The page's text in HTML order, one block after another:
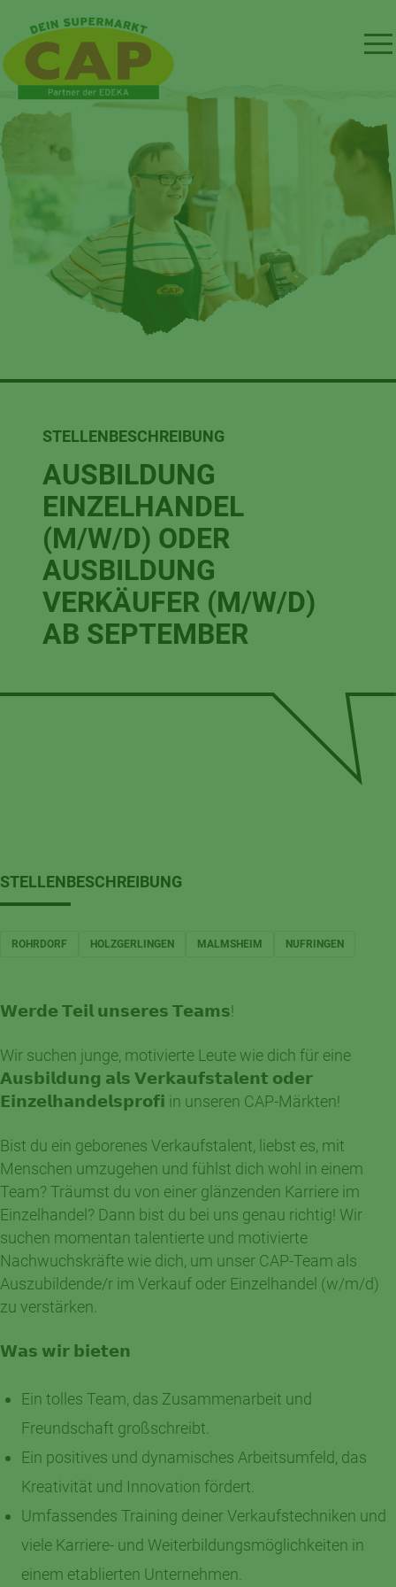
STELLENBESCHREIBUNG
AUSBILDUNG
EINZELHANDEL
(M/W/D) ODER
AUSBILDUNG
VERKÄUFER (M/W/D)
AB SEPTEMBER
STELLENBESCHREIBUNG
ROHRDORF HOLZGERLINGEN MALMSHEIM NUFRINGEN
𝗪𝗲𝗿𝗱𝗲 𝗧𝗲𝗶𝗹 𝘂𝗻𝘀𝗲𝗿𝗲𝘀 𝗧𝗲𝗮𝗺𝘀!
Wir suchen junge, motivierte Leute wie dich für eine
𝗔𝘂𝘀𝗯𝗶𝗹𝗱𝘂𝗻𝗴 𝗮𝗹𝘀 𝗩𝗲𝗿𝗸𝗮𝘂𝗳𝘀𝘁𝗮𝗹𝗲𝗻𝘁 𝗼𝗱𝗲𝗿
𝗘𝗶𝗻𝘇𝗲𝗹𝗵𝗮𝗻𝗱𝗲𝗹𝘀𝗽𝗿𝗼𝗳𝗶 in unseren CAP-Märkten!
Bist du ein geborenes Verkaufstalent, liebst es, mit
Menschen umzugehen und fühlst dich wohl in einem
Team? Träumst du von einer glänzenden Karriere im
Einzelhandel? Dann bist du bei uns genau richtig! Wir
suchen momentan talentierte und motivierte
Nachwuchskräfte wie dich, um unser CAP-Team als
Auszubildende/r im Verkauf oder Einzelhandel (w/m/d)
zu verstärken.
𝗪𝗮𝘀 𝘄𝗶𝗿 𝗯𝗶𝗲𝘁𝗲𝗻
Ein tolles Team, das Zusammenarbeit und
Freundschaft großschreibt.
Ein positives und dynamisches Arbeitsumfeld, das
Kreativität und Innovation fördert.
Umfassendes Training deiner Verkaufstechniken und
viele Karriere- und Weiterbildungsmöglichkeiten in
einem etablierten Unternehmen.